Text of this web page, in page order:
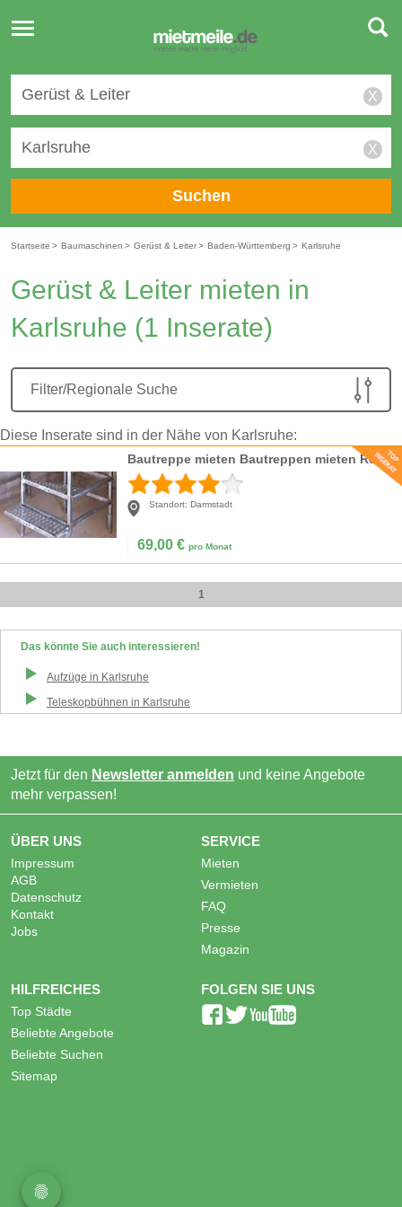
Toggle
navigation
X
X
Suchen
Startseite > Baumaschinen > Gerüst & Leiter> Baden-Württemberg > Karlsruhe
Gerüst & Leiter mieten in
Karlsruhe (1 Inserate)
Filter/Regionale Suche
Diese Inserate sind in der Nähe von Karlsruhe:
Bautreppe mieten Bautreppen mieten Rohnautreppe mieten
Standort: Darmstadt
69,00 € pro Monat
1
Das könnte Sie auch interessieren!
Aufzüge in Karlsruhe
Teleskopbühnen in Karlsruhe
Jetzt für den Newsletter anmelden und keine Angebote
mehr verpassen!
ÜBER UNS
Impressum
AGB
Datenschutz
Kontakt
Jobs
SERVICE
Mieten
Vermieten
FAQ
Presse
Magazin
HILFREICHES
Top Städte
Beliebte Angebote
Beliebte Suchen
Sitemap
FOLGEN SIE UNS